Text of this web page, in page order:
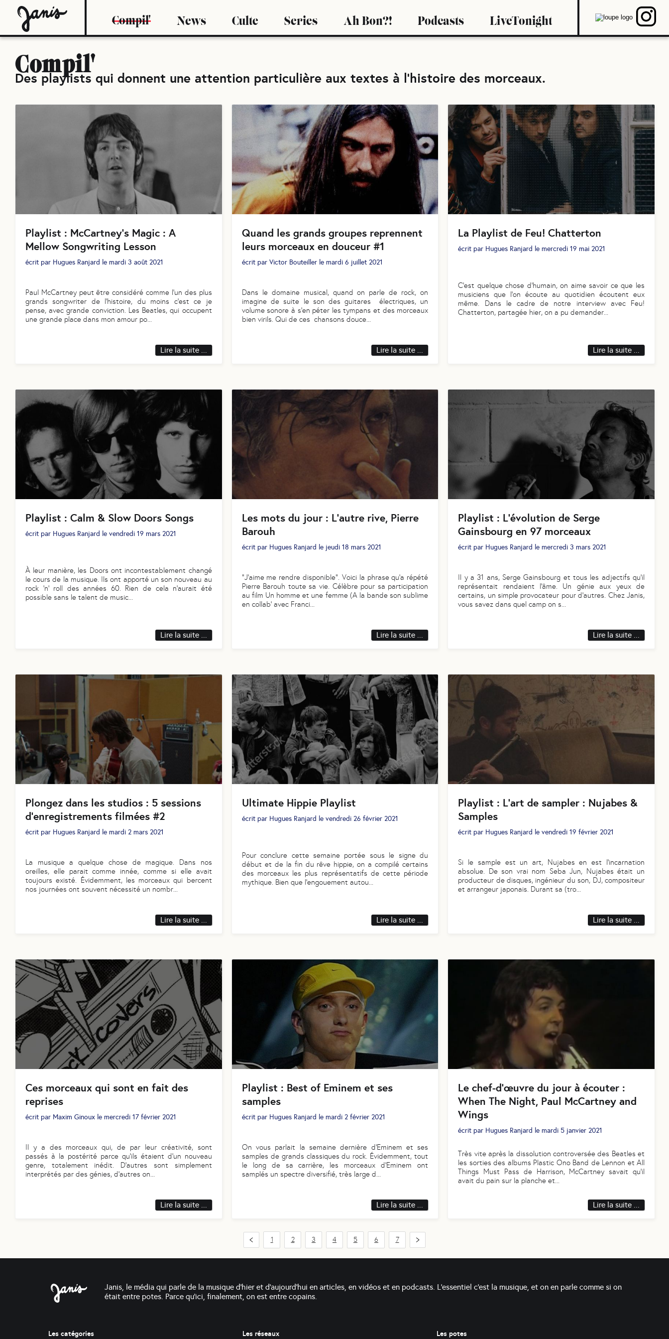
Compil' News Culte Series Ah Bon?! Podcasts LiveTonight
Compil'
Des playlists qui donnent une attention particulière aux textes à l'histoire des morceaux.
Playlist : McCartney's Magic : A
Mellow Songwriting Lesson
écrit par Hugues Ranjard le mardi 3 août 2021
Paul McCartney peut être considéré comme l’un des plus
grands songwriter de l’histoire, du moins c’est ce je
pense, avec grande conviction. Les Beatles, qui occupent
une grande place dans mon amour po
Lire la suite ...
Quand les grands groupes reprennent
leurs morceaux en douceur #1
écrit par Victor Bouteillerle mardi 6 juillet 2021
Dans le domaine musical, quand on parle de rock, on
imagine de suite le son des guitares électriques, un
volume sonore à s’en péter les tympans et des morceaux
bien virils. Qui de ces chansons douce...
Lire la suite ...
La Playlist de Feu! Chatterton
écrit par Hugues Ranjard lemercredi 19 mai 2021
C’est quelque chose d’humain, on aime savoir ce que les
musiciens que l’on écoute au quotidien écoutent eux
même. Dans le cadre de notre interview avec Feu!
Chatterton, partagée hier, on a pu demander...
Lire la suite ...
Playlist : Calm & Slow Doors Songs
écrit par Hugues Ranjard le vendredi 19 mars 2021
À leur manière, les Doors ont incontestablement changé
le cours de la musique. Ils ont apporté un son nouveau au
rock ‘n’ roll des années 60. Rien de cela n’aurait été
possible sans le talent de music...
Lire la suite ...
Les mots du jour : L’autre rive, Pierre
Barouh
écrit par Hugues Ranjard le jeudi 18 mars 2021
​​​​​​​“J’aime me rendre disponible”. Voici la phrase qu’a répété
Pierre Barouh toute sa vie. Célèbre pour sa participation
au film Un homme et une femme (A la bande son sublime
en collab' avec Franci...
Lire la suite ...
Playlist : L’évolution de Serge
Gainsbourg en 97 morceaux
écrit par Hugues Ranjard lemercredi 3 mars 2021
Il y a 31 ans, Serge Gainsbourg et tous les adjectifs qu’il
représentait rendaient l’âme. Un génie aux yeux de
certains, un simple provocateur pour d’autres. Chez Janis,
vous savez dans quel camp on s
Lire la suite ...
Plongez dans les studios : 5 sessions
d’enregistrements filmées #2
écrit par Hugues Ranjard le mardi 2 mars 2021
La musique a quelque chose de magique. Dans nos
oreilles, elle parait comme innée, comme si elle avait
toujours existé. Évidemment, les morceaux qui bercent
nos journées ont souvent nécessité un nombr
Lire la suite ...
Ultimate Hippie Playlist
écrit par Hugues Ranjard le vendredi 26 février 2021
Pour conclure cette semaine portée sous le signe du
début et de la fin du rêve hippie, on a compilé certains
des morceaux les plus représentatifs de cette période
mythique. Bien que l’engouement autou...
Lire la suite ...
Playlist : L’art de sampler : Nujabes &
Samples
écrit par Hugues Ranjard levendredi 19 février 2021
Si le sample est un art, Nujabes en est l’incarnation
absolue. De son vrai nom Seba Jun, Nujabes était un
producteur de disques, ingénieur du son, DJ, compositeur
et arrangeur japonais. Durant sa (tro
Lire la suite ...
Ces morceaux qui sont en fait des
reprises
écrit par Maxim Ginoux le mercredi 17 février 2021
Il y a des morceaux qui, de par leur créativité, sont
passés à la postérité parce qu’ils étaient d’un nouveau
genre, totalement inédit. D’autres sont simplement
interprétés par des génies, d’autres on
Lire la suite ...
Playlist : Best of Eminem et ses
samples
écrit par Hugues Ranjard le mardi 2 février 2021
On vous parlait la semaine dernière d’Eminem et ses
samples de grands classiques du rock. Évidemment, tout
le long de sa carrière, les morceaux d’Eminem ont
samplés un spectre diversifié, très large d
Lire la suite ...
Le chef-d’œuvre du jour à écouter :
When The Night, Paul McCartney and
Wings
écrit par Hugues Ranjard lemardi 5 janvier 2021
Très vite après la dissolution controversée des Beatles et
les sorties des albums Plastic Ono Band de Lennon et All
Things Must Pass de Harrison, McCartney savait qu’il
avait du pain sur la planche et...
Lire la suite ...
1 2 3 4 5 6 7
Janis, le média qui parle de la musique d'hier et d'aujourd'hui en articles, en vidéos et en podcasts. L'essentiel c'est la musique, et on en parle comme si on
était entre potes. Parce qu'ici, finalement, on est entre copains.
Les catégories Les réseaux Les potes